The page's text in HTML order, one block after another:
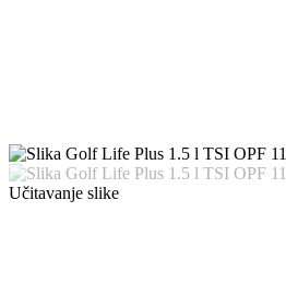
Učitavanje slike